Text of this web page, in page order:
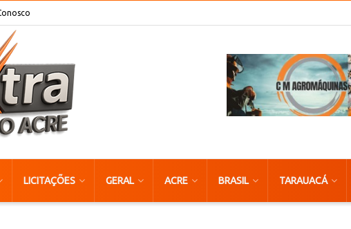
LICITAÇÕES GERAL ACRE BRASIL TARAUACÁ